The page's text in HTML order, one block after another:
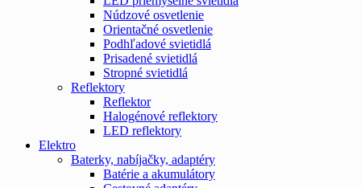
Núdzové osvetlenie
Orientačné osvetlenie
Podhľadové svietidlá
Prisadené svietidlá
Stropné svietidlá
Reflektory
Reflektor
Halogénové reflektory
LED reflektory
Elektro
Baterky, nabíjačky, adaptéry
Batérie a akumulátory